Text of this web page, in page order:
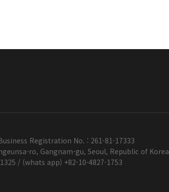
Registration No. : 261-81-17333
ro, Gangnam-gu, Seoul, Republic of Korea
/ (whats app) +82-10-4827-1753